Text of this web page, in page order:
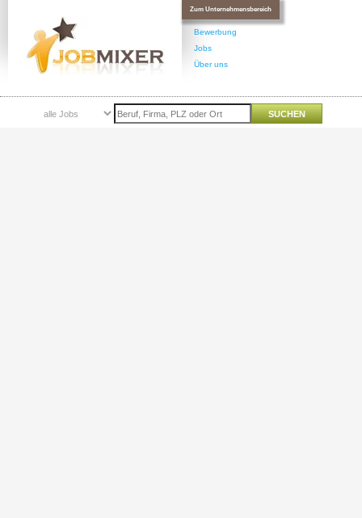
Zum Unternehmensbereich
Bewerbung
Jobs
Über uns